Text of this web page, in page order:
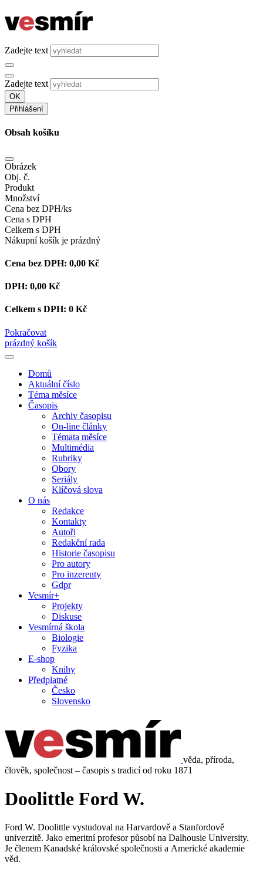
Zadejte text
Zadejte text
OK
Přihlášení
Obsah košíku
Obrázek
Obj. č.
Produkt
Množství
Cena bez DPH/ks
Cena s DPH
Celkem s DPH
Nákupní košík je prázdný
Cena bez DPH: 0,00 Kč
DPH: 0,00 Kč
Celkem s DPH: 0 Kč
Pokračovat
prázdný košík
Domů
Aktuální číslo
Téma měsíce
Časopis
Archiv časopisu
On-line články
Témata měsíce
Multimédia
Rubriky
Obory
Seriály
Klíčová slova
O nás
Redakce
Kontakty
Autoři
Redakční rada
Historie časopisu
Pro autory
Pro inzerenty
Gdpr
Vesmír+
Projekty
Diskuse
Vesmírná škola
Biologie
Fyzika
E-shop
Knihy
Předplatné
Česko
Slovensko
věda, příroda,
člověk, společnost – časopis s tradicí od roku 1871
Doolittle Ford W.
Ford W. Doolittle vystudoval na Harvardově a Stanfordově
univerzitě. Jako emeritní profesor působí na Dalhousie University.
Je členem Kanadské královské společnosti a Americké akademie
věd.